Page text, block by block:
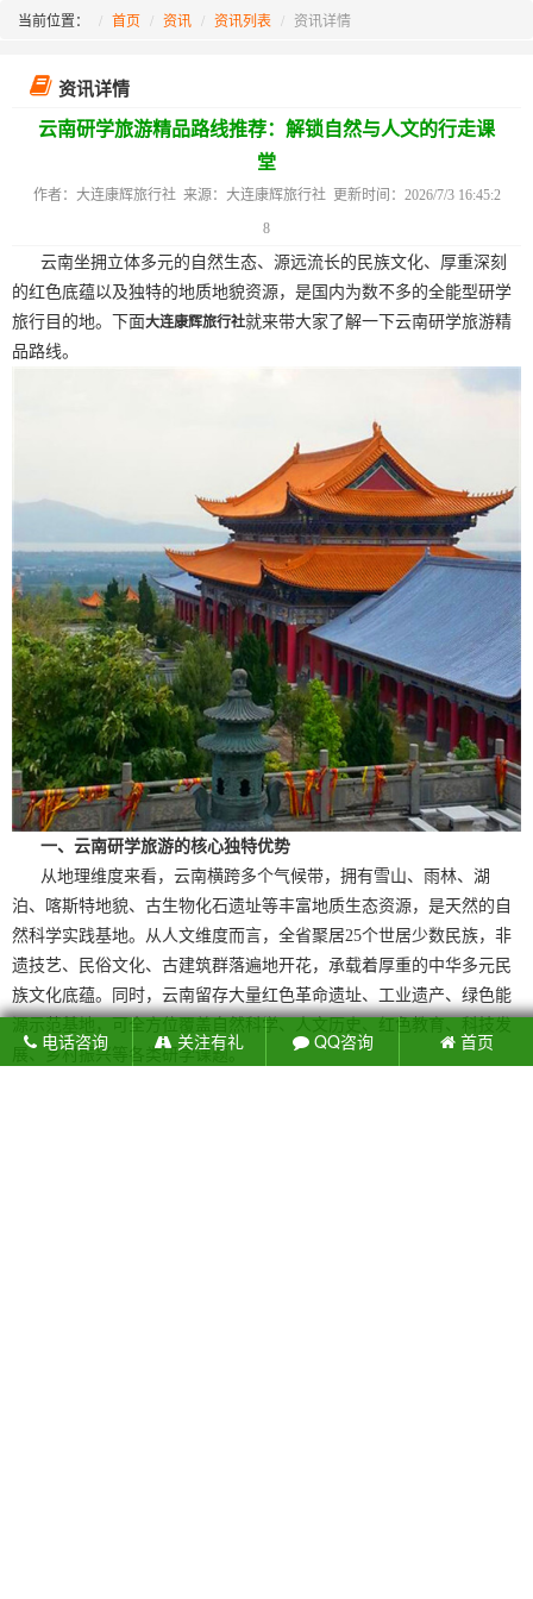
当前位置： 首页 资讯 资讯列表 资讯详情
资讯详情
云南研学旅游精品路线推荐：解锁自然与人文的行走课
堂
作者：大连康辉旅行社 来源：大连康辉旅行社 更新时间：2026/7/3 16:45:2
8
云南坐拥立体多元的自然生态、源远流长的民族文化、厚重深刻
的红色底蕴以及独特的地质地貌资源，是国内为数不多的全能型研学
旅行目的地。下面大连康辉旅行社就来带大家了解一下云南研学旅游精
品路线。
一、云南研学旅游的核心独特优势
从地理维度来看，云南横跨多个气候带，拥有雪山、雨林、湖
泊、喀斯特地貌、古生物化石遗址等丰富地质生态资源，是天然的自
然科学实践基地。 从人文维度而言，全省聚居25个世居少数民族，非
遗技艺、民俗文化、古建筑群落遍地开花，承载着厚重的中华多元民
族文化底蕴。同时，云南留存大量红色革命遗址、工业遗产、绿色能
展、乡村振兴等各类研学课题。
电话咨询 关注有礼 QQ咨询 首页